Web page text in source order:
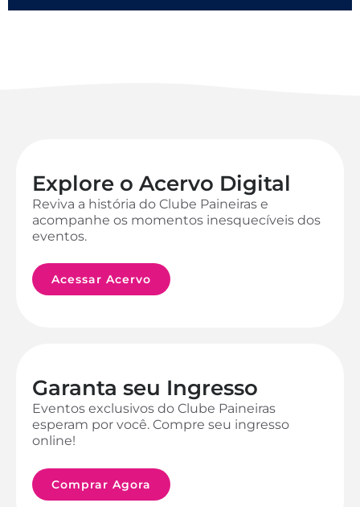
Explore o Acervo Digital
Reviva a história do Clube Paineiras e
acompanhe os momentos inesquecíveis dos
eventos.
Acessar Acervo
Garanta seu Ingresso
Eventos exclusivos do Clube Paineiras
esperam por você. Compre seu ingresso
online!
Comprar Agora